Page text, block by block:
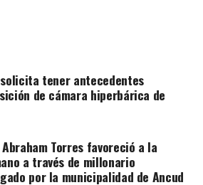
tener antecedentes
de cámara hiperbárica de
Abraham Torres favoreció a la
a través de millonario
por la municipalidad de Ancud